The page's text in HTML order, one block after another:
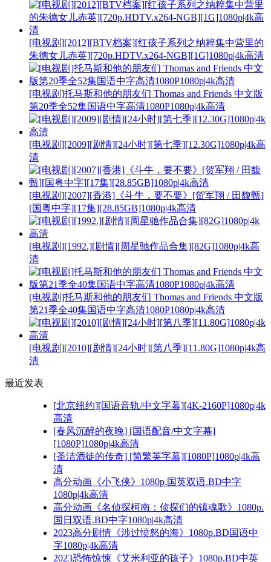
[电视剧][2012][BTV档案][红孩子系列之纳粹集中营里的
朱德女儿赤英][720p.HDTV.x264-NGB][1G]1080p|4k高清
[电视剧]托马斯和他的朋友们 Thomas and Friends 中文版
第20季全52集国语中字高清1080P1080p|4k高清
[电视剧][2009][剧情][24小时][第七季][12.30G]1080p|4k高
清
[电视剧][2007][香港]《斗牛，要不要》[贺军翔 / 田馥甄]
[国粤中字][17集][28.85GB]1080p|4k高清
[电视剧][1992.][剧情][周星驰作品合集][82G]1080p|4k高
清
[电视剧]托马斯和他的朋友们 Thomas and Friends 中文版
第21季全40集国语中字高清1080P1080p|4k高清
[电视剧][2010][剧情][24小时][第八季][11.80G]1080p|4k高
清
最近发表
[北京纽约][国语音轨/中文字幕][4K-2160P]1080p|4k
高清
[春风沉醉的夜晚] [国语配音/中文字幕]
[1080P]1080p|4k高清
[圣洁酒徒的传奇] [简繁英字幕][1080P]1080p|4k高
清
高分动画《小飞侠》1080p.国英双语.BD中字
1080p|4k高清
高分动画《名侦探柯南：侦探们的镇魂歌》1080p.
国日双语.BD中字1080p|4k高清
2023高分剧情《涉过愤怒的海》1080p.BD国语中
字1080p|4k高清
2023恐怖惊悚《艾米利亚的孩子》1080p.BD中英